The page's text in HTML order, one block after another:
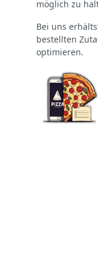
möglich zu
Bei uns
bestellten
optimieren.